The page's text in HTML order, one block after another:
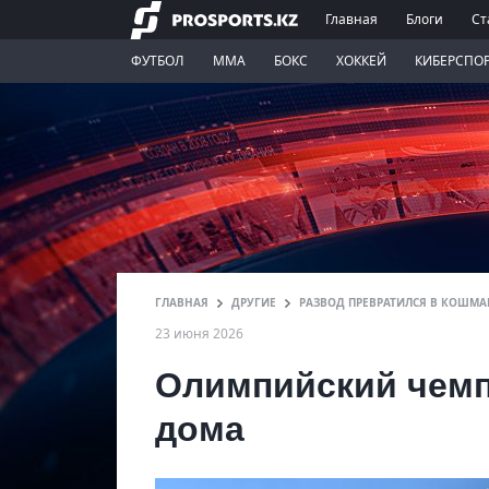
Главная Блоги
ФУТБОЛ ММА БОКС ХОККЕЙ
ГЛАВНАЯ ДРУГИЕ РАЗВОД ПРЕВРАТИЛСЯ В
23 июня 2026
Олимпийский
дома